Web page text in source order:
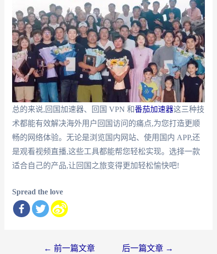
总的来说,回国加速器、回国 VPN 和番茄加速器这三种技
术都能有效解决海外用户回国访问的痛点,为您打造更顺
畅的网络体验。无论是浏览国内网站、使用国内 APP,还
是观看视频直播,这些工具都能帮您轻松实现。选择一款
适合自己的产品,让回国之旅变得更加轻松愉快吧!
Spread the love
← 前一篇文章 后一篇文章 →